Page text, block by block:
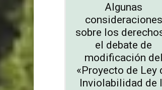
Algunas
consideraciones
sobre los
el debate de
modificación del
«Proyecto de Ley
Inviolabilidad de